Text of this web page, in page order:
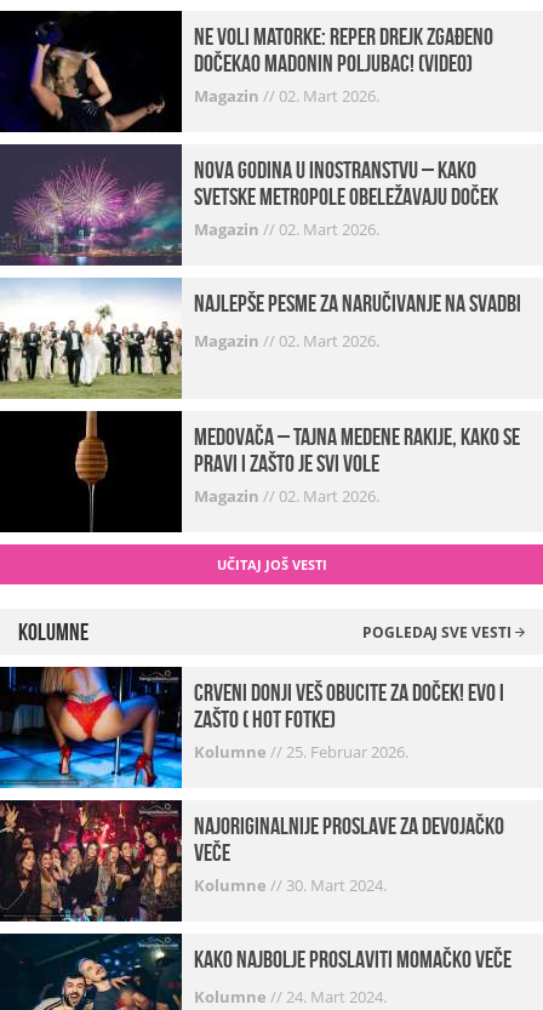
Ne voli matorke: Reper Drejk zgađeno
dočekao Madonin poljubac! (VIDEO)
Magazin //02. Mart 2026.
Nova godina u inostranstvu – kako
svetske metropole obeležavaju doček
Magazin //02. Mart 2026.
Najlepše pesme za naručivanje na svadbi
Magazin //02. Mart 2026.
Medovača – tajna medene rakije, kako se
pravi i zašto je svi vole
Magazin //02. Mart 2026.
UČITAJ JOŠ VESTI
Kolumne POGLEDAJ SVE VESTI
Crveni donji veš obucite za doček! Evo i
zašto ( hot fotke)
Kolumne //25. Februar 2026.
Najoriginalnije proslave za devojačko
veče
Kolumne // 30. Mart 2024.
Kako najbolje proslaviti momačko veče
Kolumne //24. Mart 2024.